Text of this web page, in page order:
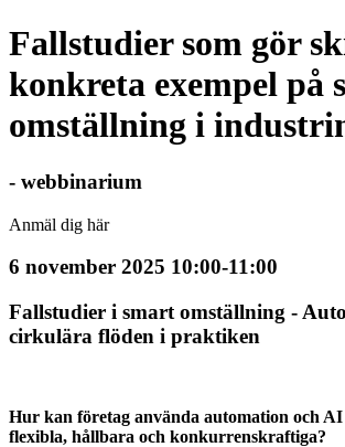
Fallstudier som gör
konkreta exempel på
omställning i
- webbinarium
Anmäl dig här
6 november 2025 10:00-11:00
Fallstudier i smart omställning -
cirkulära flöden i praktiken
Hur kan företag använda automation och
flexibla, hållbara och konkurrenskraftiga?